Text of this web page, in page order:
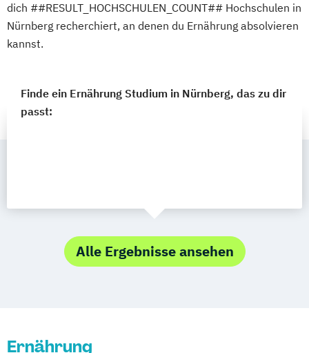
dich ##RESULT_HOCHSCHULEN_COUNT## Hochschulen in
Nürnberg recherchiert, an denen du Ernährung absolvieren
kannst.
Finde ein Ernährung Studium in Nürnberg, das zu dir
passt:
Alle Ergebnisse ansehen
Ernährung